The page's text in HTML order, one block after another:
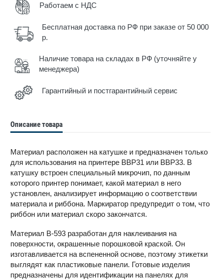
Работаем с НДС
Бесплатная доставка по РФ при заказе от 50 000
р.
Наличие товара на складах в РФ (уточняйте у
менеджера)
Гарантийный и постгарантийный сервис
Описание товара
Материал расположен на катушке и предназначен только
для использования на принтере BBP31 или BBP33. В
катушку встроен специальный микрочип, по данным
которого принтер понимает, какой материал в него
установлен, анализирует информацию о соответствии
материала и риббона. Маркиратор предупредит о том, что
риббон или материал скоро закончатся.
Материал В-593 разработан для наклеивания на
поверхности, окрашенные порошковой краской. Он
изготавливается на вспененной основе, поэтому этикетки
выглядят как пластиковые панели. Готовые изделия
предназначены для идентификации на панелях для